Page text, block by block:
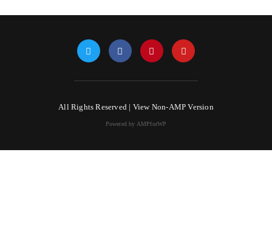
All Rights Reserved | View Non-AMP Version
Powered by AMPforWP